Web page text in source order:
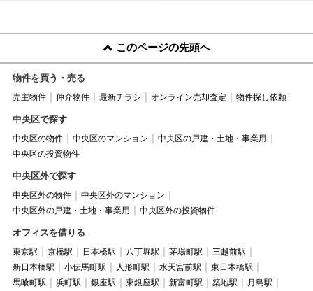
このページの先頭へ
物件を買う・売る
売主物件 仲介物件 最新チラシ オンライン売却査定 物件探し依頼
中央区で探す
中央区の物件 中央区のマンション
中央区の戸建・土地・事業用
中央区の投資物件
中央区外で探す
中央区外の物件
中央区外のマンション
中央区外の戸建・土地・事業用
中央区外の投資物件
オフィスを借りる
東京駅 京橋駅 日本橋駅 八丁堀駅 茅場町駅
三越前駅
新日本橋駅
小伝馬町駅 人形町駅 水天宮前駅
東日本橋駅
馬喰町駅
浜町駅 銀座駅 東銀座駅 新富町駅 築地駅
月島駅